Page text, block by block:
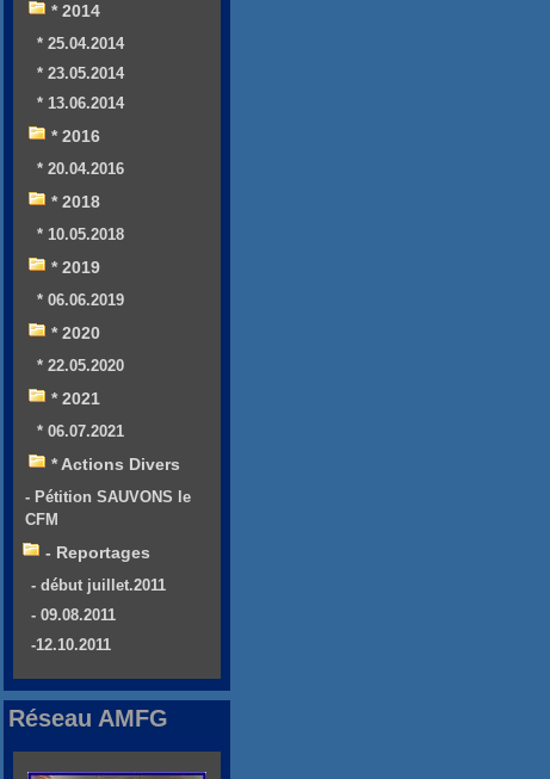
* 2014
* 25.04.2014
* 23.05.2014
* 13.06.2014
* 2016
* 20.04.2016
* 2018
* 10.05.2018
* 2019
* 06.06.2019
* 2020
* 22.05.2020
* 2021
* 06.07.2021
* Actions Divers
- Pétition SAUVONS le
CFM
- Reportages
- début juillet.2011
- 09.08.2011
-12.10.2011
Réseau AMFG